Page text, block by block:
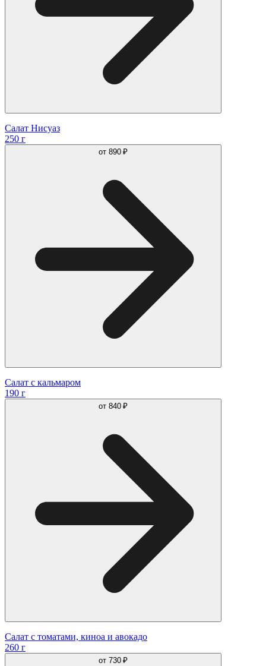
Салат Нисуаз
250 г
от 890 ₽
Салат с кальмаром
190 г
от 840 ₽
Салат с томатами, киноа и авокадо
260 г
от 730 ₽